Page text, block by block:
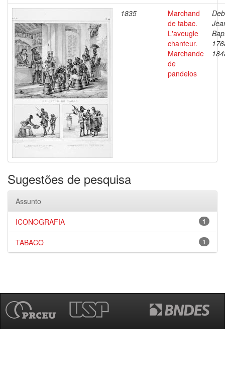
1835
Marchand
de tabac.
L'aveugle
chanteur.
Marchande
de
pandelos
Sugestões de pesquisa
Assunto
1
ICONOGRAFIA
1
TABACO